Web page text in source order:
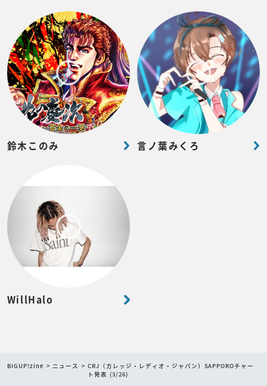
鈴木このみ 言ノ葉みくろ
WillHalo
BIGUP!zine ニュース
CRJ（カレッジ・レディオ・ジャパン）SAPPOROチャー
ト発表 (3/26)